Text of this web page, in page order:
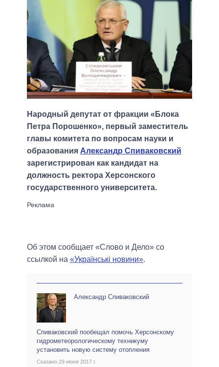
Народный депутат от фракции «Блока
Петра Порошенко», первый заместитель
главы комитета по вопросам науки и
образования Александр Спиваковский
зарегистрирован как кандидат на
должность ректора Херсонского
государственного университета.
Об этом сообщает «Слово и Дело» со
ссылкой на «Українські новини».
Александр Спиваковский
Спиваковский пообещал помочь Херсонскому
гидрометеорологическому техникуму
установить новую систему отопления
Сказано 29 июня 2017 г.